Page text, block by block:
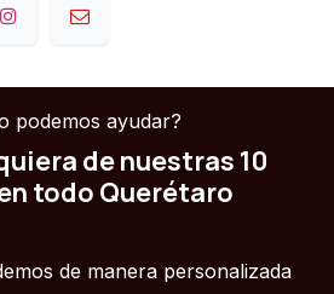
podemos ayudar?
de nuestras 10
todo Querétaro
de manera personalizada